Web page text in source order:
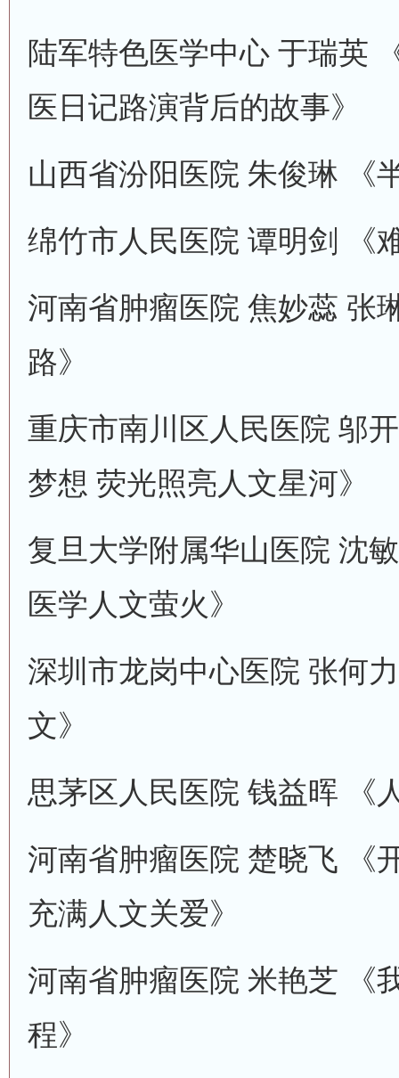
陆军特色医学中心 于瑞英
医日记路演背后的故事》
山西省汾阳医院 朱俊琳 《
绵竹市人民医院 谭明剑 《
河南省肿瘤医院 焦妙蕊 张
路》
重庆市南川区人民医院 邬
梦想 荧光照亮人文星河》
复旦大学附属华山医院 沈
医学人文萤火》
深圳市龙岗中心医院 张何
文》
思茅区人民医院 钱益晖 《
河南省肿瘤医院 楚晓飞 《
充满人文关爱》
河南省肿瘤医院 米艳芝 《
程》